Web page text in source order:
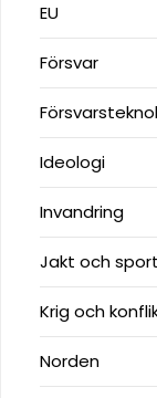
EU
Försvar
Ideologi
Invandring
Jakt och
Krig och
Norden